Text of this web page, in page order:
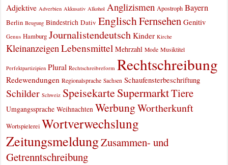
Adjektive Adverbien Akkusativ Alkohol Anglizismen Apostroph Bayern
Berlin Beugung Bindestrich Dativ EnglischFernsehen Genitiv
Genus Hamburg Journalistendeutsch Kinder Kirche
KleinanzeigenLebensmittel Mehrzahl Mode Musiktitel
Perfektpartizipien Plural Rechtschreibreform Rechtschreibung
Redewendungen Regionalsprache Sachsen Schaufensterbeschriftung
Schilder Schweiz SpeisekarteSupermarktTiere
Umgangssprache Weihnachten WerbungWortherkunft
Wortspielerei Wortverwechslung
ZeitungsmeldungZusammen- und
Getrenntschreibung